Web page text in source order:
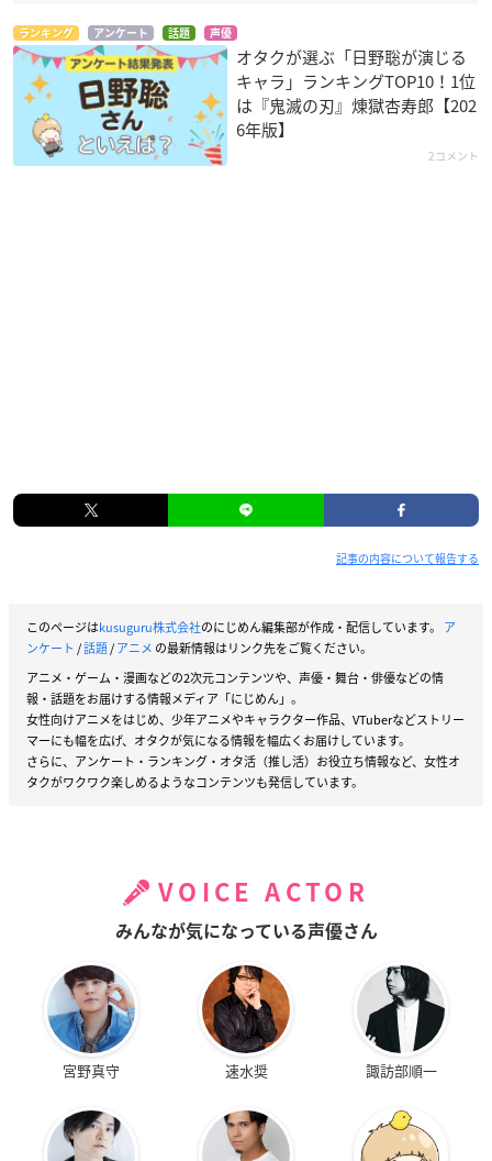
ランキング アンケート 話題 声優
オタクが選ぶ「日野聡が演じる
キャラ」ランキングTOP10！1位
は『鬼滅の刃』煉󠄁獄杏寿郎【202
6年版】
2コメント
記事の内容について報告する
このページはkusuguru株式会社のにじめん編集部が作成・配信しています。 ア
ンケート /話題/アニメ の最新情報はリンク先をご覧ください。
アニメ・ゲーム・漫画などの2次元コンテンツや、声優・舞台・俳優などの情
報・話題をお届けする情報メディア「にじめん」。
女性向けアニメをはじめ、少年アニメやキャラクター作品、VTuberなどストリー
マーにも幅を広げ、オタクが気になる情報を幅広くお届けしています。
さらに、アンケート・ランキング・オタ活（推し活）お役立ち情報など、女性オ
タクがワクワク楽しめるようなコンテンツも発信しています。
VOICE ACTOR
みんなが気になっている声優さん
宮野真守 速水奨 諏訪部順一